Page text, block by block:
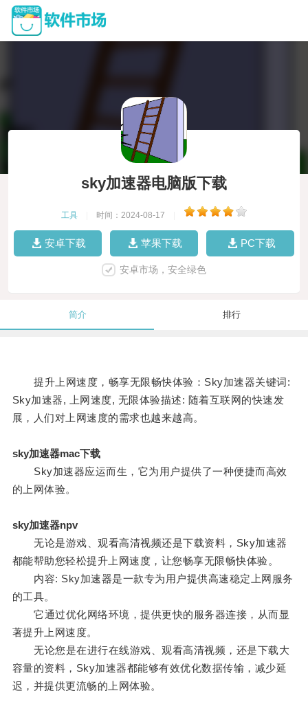
sky加速器电脑版下载
工具 时间：2024-08-17
安卓下载 苹果下载 PC下载
安卓市场，安全绿色
简介 排行
提升上网速度，畅享无限畅快体验：Sky加速器关键词:
Sky加速器, 上网速度, 无限体验描述: 随着互联网的快速发
展，人们对上网速度的需求也越来越高。
sky加速器mac下载
Sky加速器应运而生，它为用户提供了一种便捷而高效
的上网体验。
sky加速器npv
无论是游戏、观看高清视频还是下载资料，Sky加速器
都能帮助您轻松提升上网速度，让您畅享无限畅快体验。
内容: Sky加速器是一款专为用户提供高速稳定上网服务
的工具。
它通过优化网络环境，提供更快的服务器连接，从而显
著提升上网速度。
无论您是在进行在线游戏、观看高清视频，还是下载大
容量的资料，Sky加速器都能够有效优化数据传输，减少延
迟，并提供更流畅的上网体验。